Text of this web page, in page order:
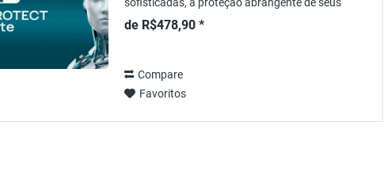
dispositivos e dados é essencial. O ESET PROTECT
Elite...
de R$478,90 *
Compare
Favoritos